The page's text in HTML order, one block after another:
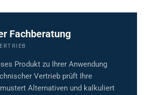
Fachberatung
Produkt zu Ihrer Anwendung
Vertrieb prüft Ihre
Alternativen und kalkuliert